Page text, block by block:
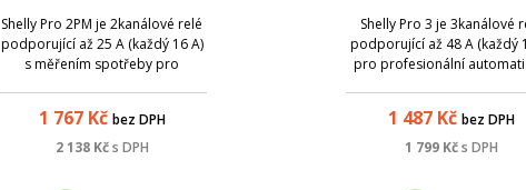
Shelly Pro 2PM je 2kanálové relé
podporující až 25 A (každý 16 A)
s měřením spotřeby pro
komerčních aplikacích.
Konektivita je řešena pomocí Wi-
1 767Kč bez DPH
2 138Kč s DPH
Shelly Pro 3 je 3kanálové
podporující až 48 A (každý
pro profesionální
vybaven
výstupy (suché kontakty).
1 487 Kč bez DPH
1 799 Kčs DPH